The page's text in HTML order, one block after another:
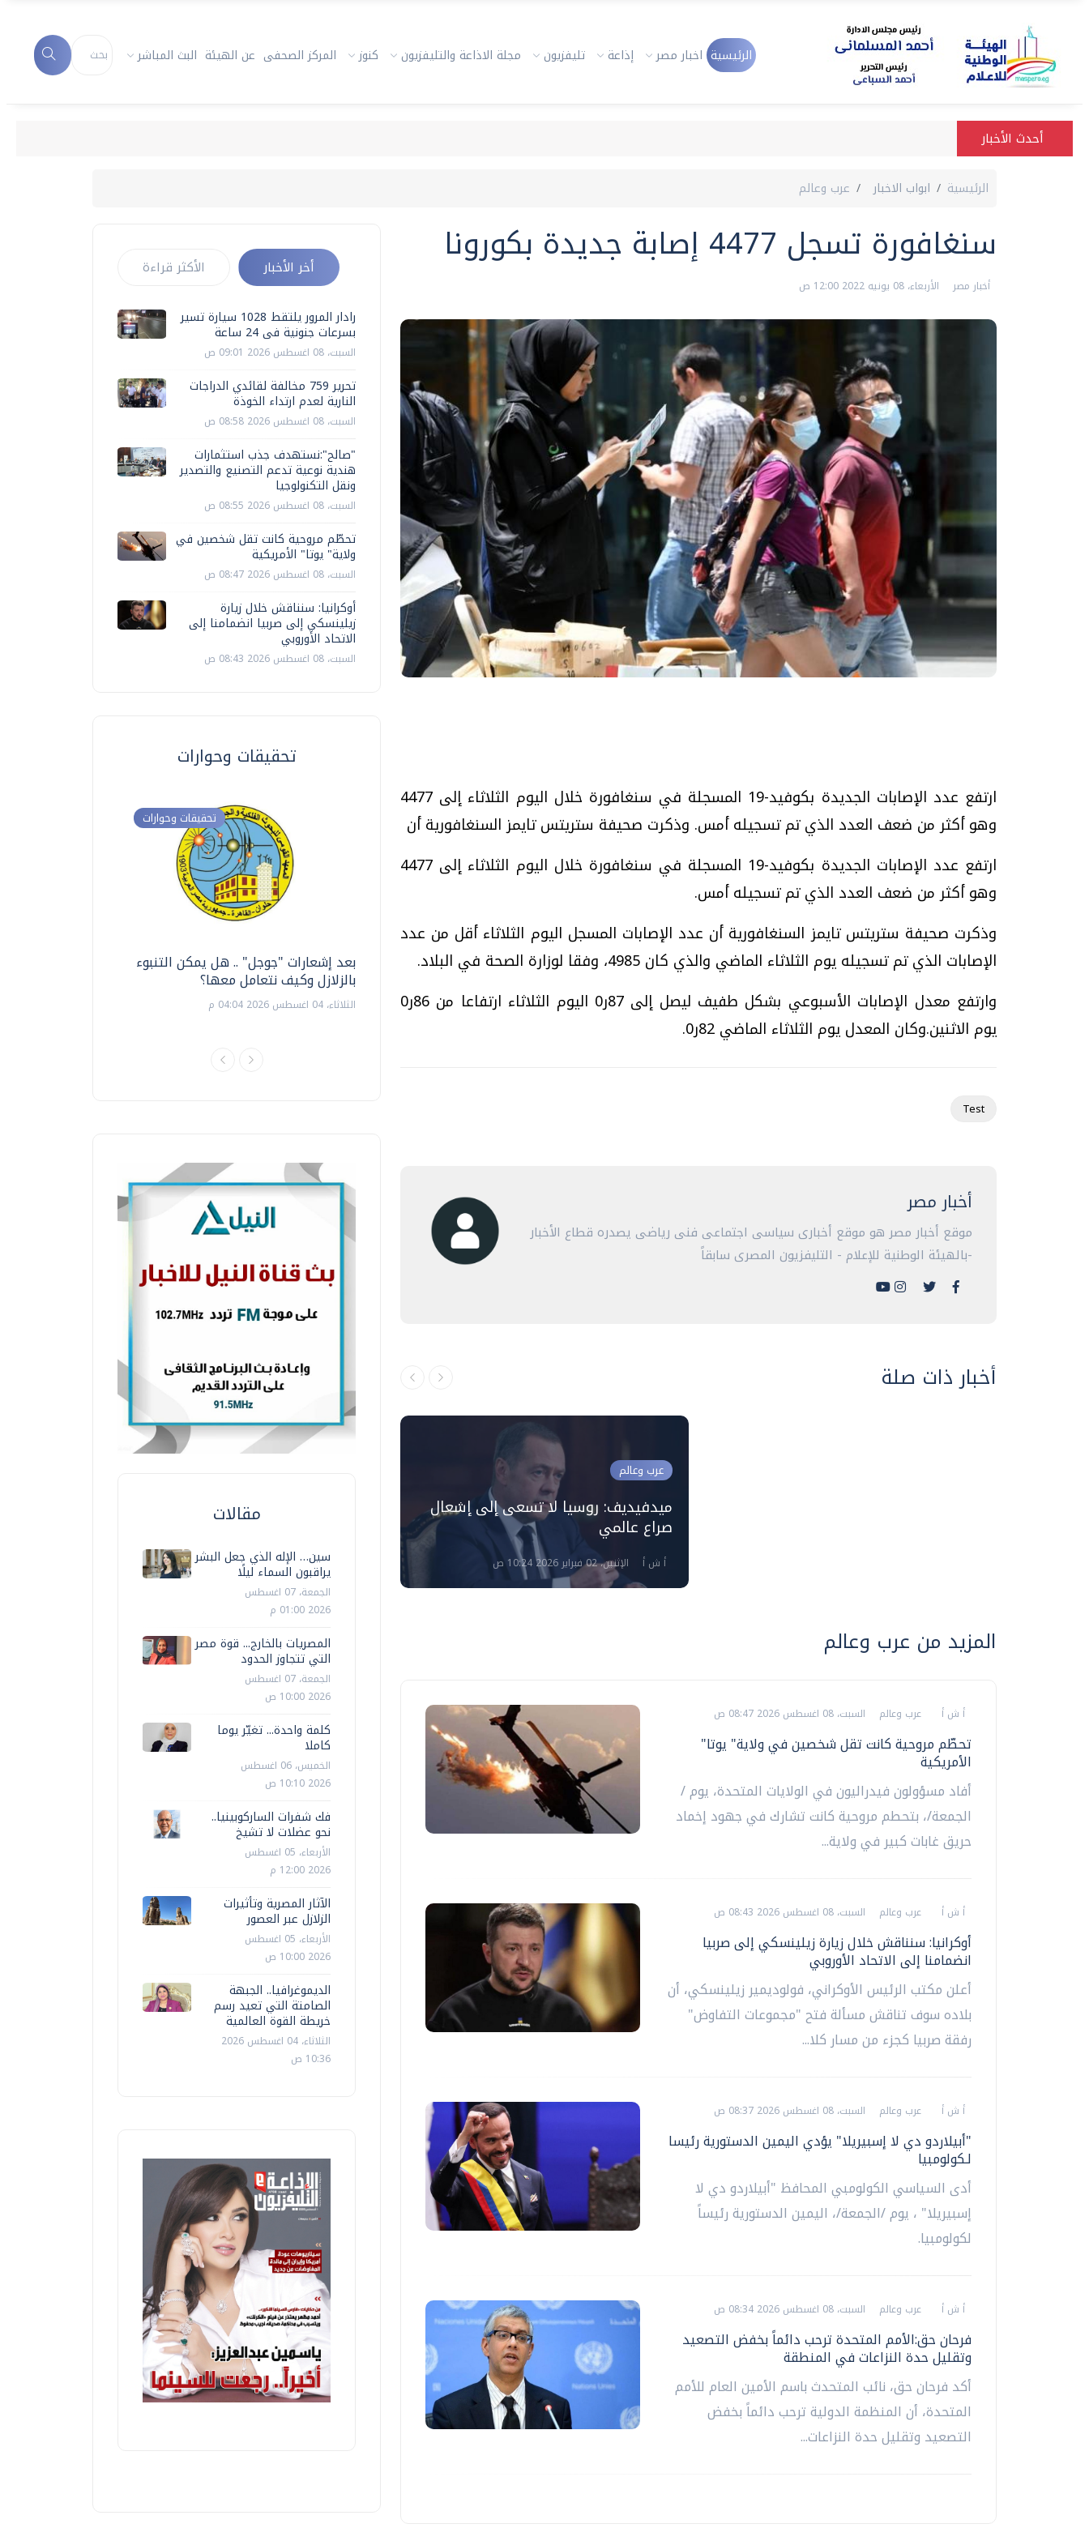
الرئيسية اخبار مصر إذاعة تليفزيون مجلة الاذاعة والتليفزيون كنوز المركز الصحفى عن الهيئة البث المباشر
أحدث الأخبار
الرئيسية ابواب الاخبار عرب وعالم
سنغافورة تسجل 4477 إصابة جديدة بكورونا
أخبار مصر الأربعاء، 08 يونيه 2022 12:00 ص
ارتفع عدد الإصابات الجديدة بكوفيد-19 المسجلة في سنغافورة خلال اليوم الثلاثاء إلى 4477
وهو أكثر من ضعف العدد الذي تم تسجيله أمس. وذكرت صحيفة ستريتس تايمز السنغافورية أن
ارتفع عدد الإصابات الجديدة بكوفيد-19 المسجلة في سنغافورة خلال اليوم الثلاثاء إلى 4477
وهو أكثر من ضعف العدد الذي تم تسجيله أمس.
وذكرت صحيفة ستريتس تايمز السنغافورية أن عدد الإصابات المسجل اليوم الثلاثاء أقل من عدد
الإصابات الذي تم تسجيله يوم الثلاثاء الماضي والذي كان 4985، وفقا لوزارة الصحة في البلاد.
وارتفع معدل الإصابات الأسبوعي بشكل طفيف ليصل إلى 87ر0 اليوم الثلاثاء ارتفاعا من 86ر0
يوم الاثنين.وكان المعدل يوم الثلاثاء الماضي 82ر0.
Test
أخبار مصر
موقع أخبار مصر هو موقع أخبارى سياسى اجتماعى فنى رياضى يصدره قطاع الأخبار
-بالهيئة الوطنية للإعلام - التليفزيون المصرى سابقاً
أخبار ذات صلة
عرب وعالم
ميدفيديف: روسيا لا تسعى إلى إشعال
صراع عالمي
أ ش أ الإثنين، 02 فبراير 2026 10:24 ص
المزيد من عرب وعالم
أ ش أ عرب وعالم السبت، 08 اغسطس 2026 08:47 ص
تحطّم مروحية كانت تقل شخصين في ولاية" يوتا"
الأمريكية
أفاد مسؤولون فيدراليون في الولايات المتحدة، يوم /
الجمعة/، بتحطم مروحية كانت تشارك في جهود إخماد
حريق غابات كبير في ولاية...
أ ش أ عرب وعالم السبت، 08 اغسطس 2026 08:43 ص
أوكرانيا: سنناقش خلال زيارة زيلينسكي إلى صربيا
انضمامنا إلى الاتحاد الأوروبي
أعلن مكتب الرئيس الأوكراني، فولوديمير زيلينسكي، أن
بلاده سوف تناقش مسألة فتح "مجموعات التفاوض"
رفقة صربيا كجزء من مسار كلا...
أ ش أ عرب وعالم السبت، 08 اغسطس 2026 08:37 ص
"أبيلاردو دي لا إسبيريلا" يؤدي اليمين الدستورية رئيسا
لـكولومبيا
أدى السياسي الكولومبي المحافظ "أبيلاردو دي لا
إسبيريلا" ، يوم /الجمعة/، اليمين الدستورية رئيساً
لكولومبيا.
أ ش أ عرب وعالم السبت، 08 اغسطس 2026 08:34 ص
فرحان حق:الأمم المتحدة ترحب دائماً بخفض التصعيد
وتقليل حدة النزاعات في المنطقة
أكد فرحان حق، نائب المتحدث باسم الأمين العام للأمم
المتحدة، أن المنظمة الدولية ترحب دائماً بخفض
التصعيد وتقليل حدة النزاعات...
أخر الأخبار الأكثر قراءة
رادار المرور يلتقط 1028 سيارة تسير
بسرعات جنونية فى 24 ساعة
السبت، 08 اغسطس 2026 09:01 ص
تحرير 759 مخالفة لقائدي الدراجات
النارية لعدم ارتداء الخوذة
السبت، 08 اغسطس 2026 08:58 ص
"صالح":نستهدف جذب استثمارات
هندية نوعية تدعم التصنيع والتصدير
ونقل التكنولوجيا
السبت، 08 اغسطس 2026 08:55 ص
تحطّم مروحية كانت تقل شخصين في
ولاية" يوتا" الأمريكية
السبت، 08 اغسطس 2026 08:47 ص
أوكرانيا: سنناقش خلال زيارة
زيلينسكي إلى صربيا انضمامنا إلى
الاتحاد الأوروبي
السبت، 08 اغسطس 2026 08:43 ص
تحقيقات وحوارات
تحقيقات وحوارات
بعد إشعارات "جوجل" .. هل يمكن التنبوء
بالزلازل وكيف نتعامل معها؟
الثلاثاء، 04 اغسطس 2026 04:04 م
تحقيقات وحوارات
دليلك للتنسيق الجامعي .. تساؤلات
السبت، 01 اغسطس 2026 10:25 ص
تحقيقات وحوارات
فيديو.. الإعلام الرقمي.. تقنيات واعدة
الخميس، 30 يوليو 2026 01:09 م
تحقيقات وحوارات
موجات الطقس الساخنة.. لماذا تحدث وكيف
مقالات
سين… الإله الذي جعل البشر
يراقبون السماء ليلًا
الجمعة، 07 اغسطس
2026 01:00 م
المصريات بالخارج... قوة مصر
التي تتجاوز الحدود
الجمعة، 07 اغسطس
2026 10:00 ص
كلمة واحدة... تغيّر يوما
كاملا
الخميس، 06 اغسطس
2026 10:10 ص
فك شفرات الساركوبينيا..
نحو عضلات لا تشيخ
الأربعاء، 05 اغسطس
2026 12:00 م
الآثار المصرية وتأثيرات
الزلازل عبر العصور
الأربعاء، 05 اغسطس
2026 10:00 ص
الديموغرافيا.. الجبهة
الصامتة التي تعيد رسم
خريطة القوة العالمية
الثلاثاء، 04 اغسطس 2026
10:36 ص